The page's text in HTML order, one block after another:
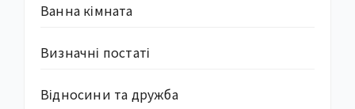
Ванна кімната
Визначні постаті
Відносини та дружба